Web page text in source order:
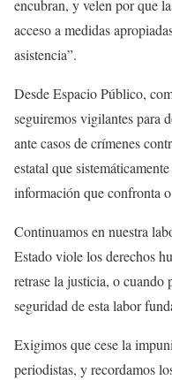
encubran, y velen por que
acceso a medidas
asistencia”.
Desde Espacio Público,
seguiremos vigilantes para
ante casos de crímenes
estatal que
información que confronta
Continuamos en nuestra
Estado viole los derechos
retrase la justicia, o cuando
seguridad de esta labor
Exigimos que cese la
periodistas, y recordamos